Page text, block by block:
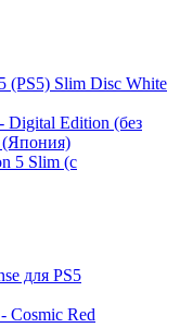
(PS5) Slim Disc White
Digital Edition (без
(Япония)
5 Slim (с
для PS5
Cosmic Red